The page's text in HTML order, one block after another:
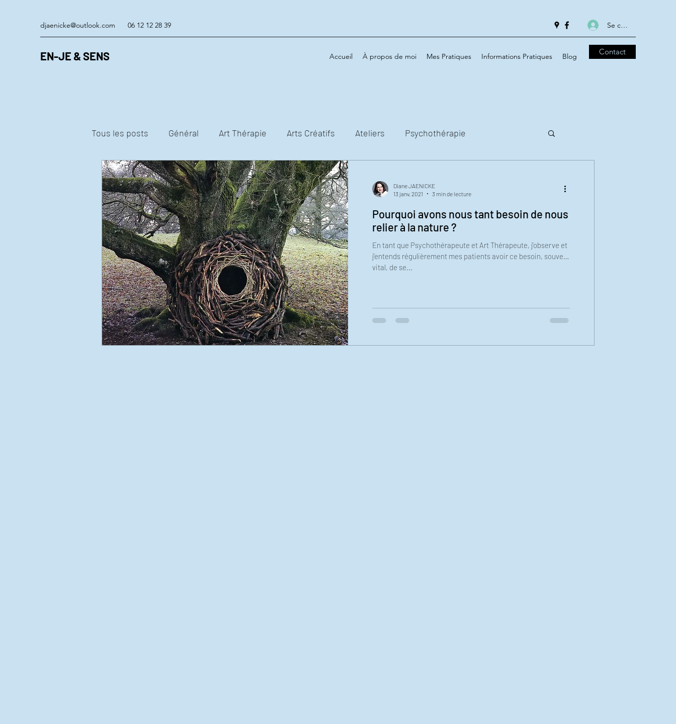
djaenicke@outlook.com 06 12 12 28 39 Se connecter
EN-JE & SENS Accueil À propos de moi Mes Pratiques Informations Pratiques Blog Contact
Tous les posts Général Art Thérapie Arts Créatifs Ateliers Psychothérapie
Diane JAENICKE
13 janv. 2021
3 min de lecture
Pourquoi avons nous tant besoin de nous
relier à la nature ?
En tant que Psychothérapeute et Art Thérapeute, j’observe et
j'entends régulièrement mes patients avoir ce besoin, souvent
vital, de se...